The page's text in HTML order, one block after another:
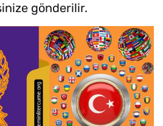
gönderilir.